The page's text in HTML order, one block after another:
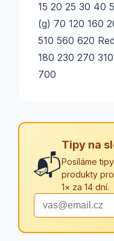
15 20 25 30 40
(g) 70 120 160
510 560 620
180 230 270
700
📬
Tipy na
Posíláme
produkty
1× za 14 dní.